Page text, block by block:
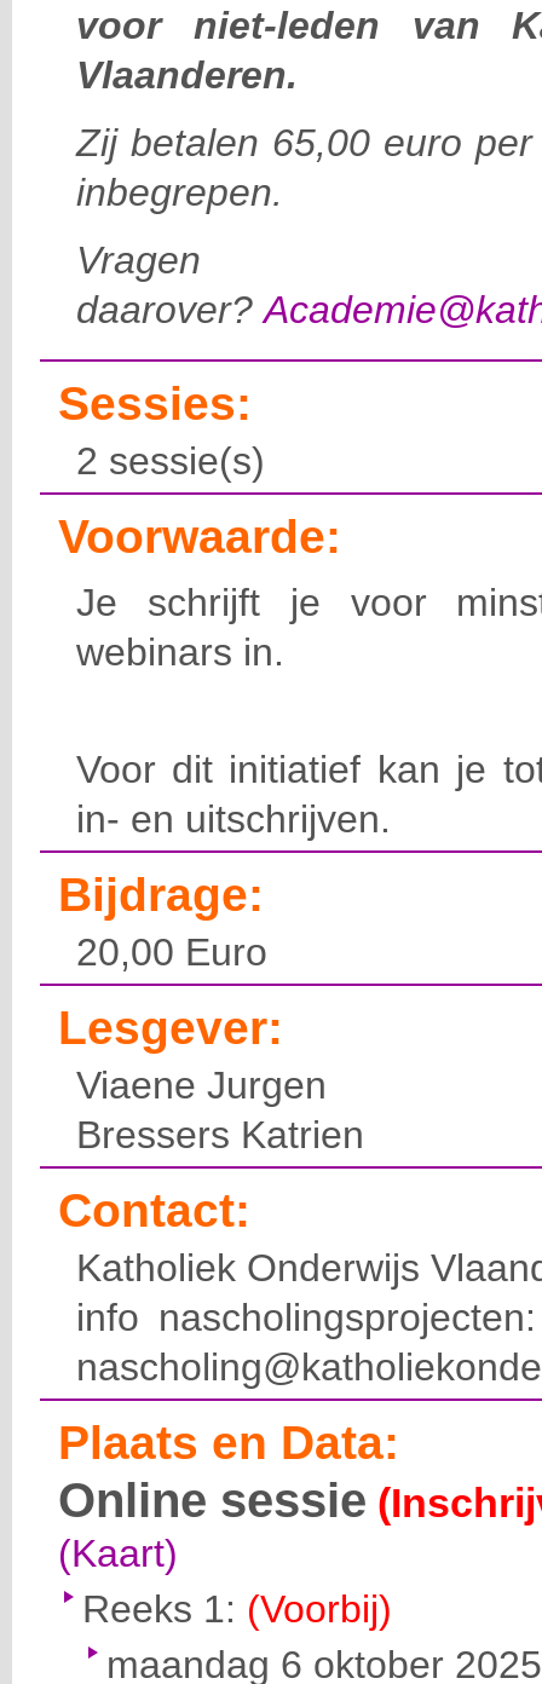
voor niet-leden van
Vlaanderen.
Zij betalen 65,00 euro
inbegrepen.
Vragen
daarover?
Sessies:
2 sessie(s)
Voorwaarde:
Je schrijft je voor
webinars in.
Voor dit initiatief kan je
in- en uitschrijven.
Bijdrage:
20,00 Euro
Lesgever:
Viaene Jurgen
Bressers Katrien
Contact:
Katholiek Onderwijs
info
Plaats en Data:
Online sessie
(Kaart)
Reeks 1: (Voorbij)
maandag 6 oktober